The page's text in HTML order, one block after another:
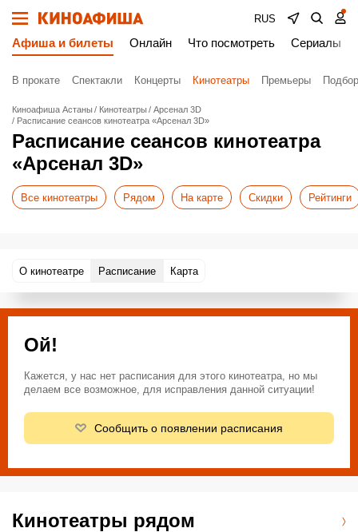
RUS
Афиша и билеты Онлайн Что посмотреть Сериалы
В прокате Спектакли Концерты Кинотеатры Премьеры
Киноафиша Астаны Кинотеатры
Арсенал 3D
Расписание сеансов кинотеатра «Арсенал 3D»
Расписание сеансов кинотеатра
«Арсенал 3D»
Все кинотеатры Рядом На карте Скидки Рейтинги
О кинотеатре Расписание Карта
Ой!
Кажется, у нас нет расписания для этого кинотеатра, но мы
делаем все возможное, для исправления данной ситуации!
Сообщить о появлении расписания
Кинотеатры рядом